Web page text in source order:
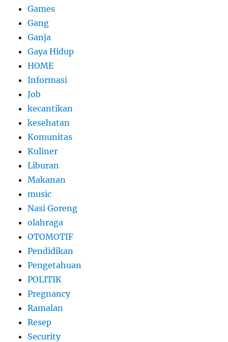
Games
Gang
Ganja
Gaya Hidup
HOME
Informasi
Job
kecantikan
kesehatan
Komunitas
Kuliner
Liburan
Makanan
music
Nasi Goreng
olahraga
OTOMOTIF
Pendidikan
Pengetahuan
POLITIK
Pregnancy
Ramalan
Resep
Security